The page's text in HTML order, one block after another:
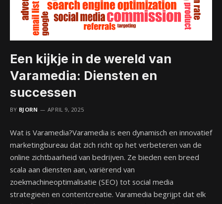
Een kijkje in de wereld van
Varamedia: Diensten en
successen
BY BJORN APRIL 9, 2025
Wat is Varamedia?Varamedia is een dynamisch en innovatief
marketingbureau dat zich richt op het verbeteren van de
online zichtbaarheid van bedrijven. Ze bieden een breed
scala aan diensten aan, variërend van
zoekmachineoptimalisatie (SEO) tot social media
strategieën en contentcreatie. Varamedia begrijpt dat elk